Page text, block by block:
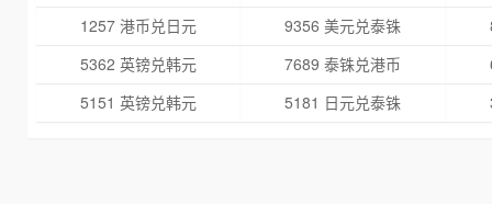
1257 港币兑日元
9356 美元兑泰铢
5362 英镑兑韩元
7689 泰铢兑港币
5151 英镑兑韩元
5181 日元兑泰铢